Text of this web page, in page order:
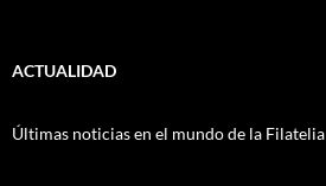
ACTUALIDAD
Últimas noticias en el mundo de la Filatelia